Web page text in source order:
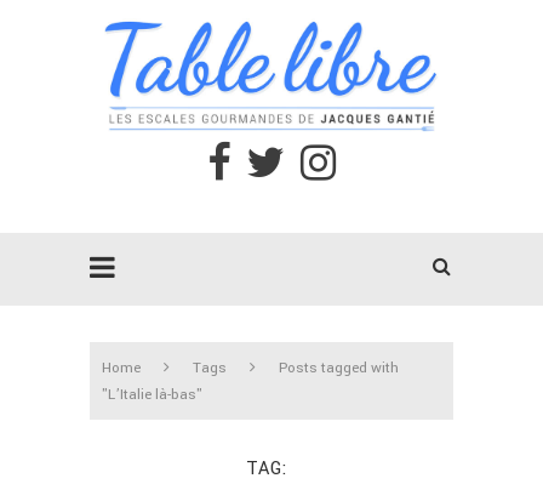
Home Tags
Posts tagged with
"L’Italie là-bas"
TAG